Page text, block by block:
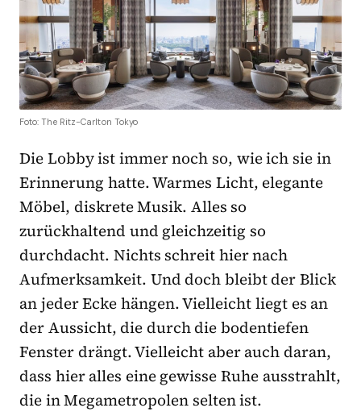
Foto: The Ritz-Carlton Tokyo
Die Lobby ist immer noch so, wie ich sie in
Erinnerung hatte. Warmes Licht, elegante
Möbel, diskrete Musik. Alles so
zurückhaltend und gleichzeitig so
durchdacht. Nichts schreit hier nach
Aufmerksamkeit. Und doch bleibt der Blick
an jeder Ecke hängen. Vielleicht liegt es an
der Aussicht, die durch die bodentiefen
Fenster drängt. Vielleicht aber auch daran,
dass hier alles eine gewisse Ruhe ausstrahlt,
die in Megametropolen selten ist.